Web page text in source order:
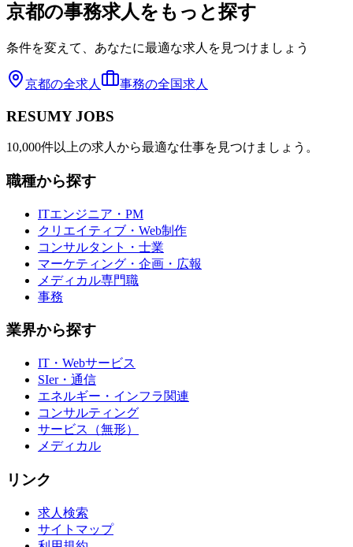
京都の事務求人をもっと探す
条件を変えて、あなたに最適な求人を見つけましょう
京都の全求人 事務の全国求人
RESUMY JOBS
10,000件以上の求人から最適な仕事を見つけましょう。
職種から探す
ITエンジニア・PM
クリエイティブ・Web制作
コンサルタント・士業
マーケティング・企画・広報
メディカル専門職
事務
業界から探す
IT・Webサービス
SIer・通信
エネルギー・インフラ関連
コンサルティング
サービス（無形）
メディカル
リンク
求人検索
サイトマップ